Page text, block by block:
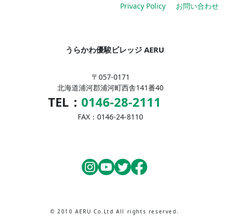
Privacy Policy お問い合わせ
うらかわ優駿ビレッジ AERU
〒057-0171
北海道浦河郡浦河町西舎141番40
TEL： 0146-28-2111
FAX：0146-24-8110
© 2010 AERU Co.Ltd All rights reserved.